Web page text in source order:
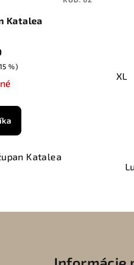
Katalea
%)
Katalea
XL